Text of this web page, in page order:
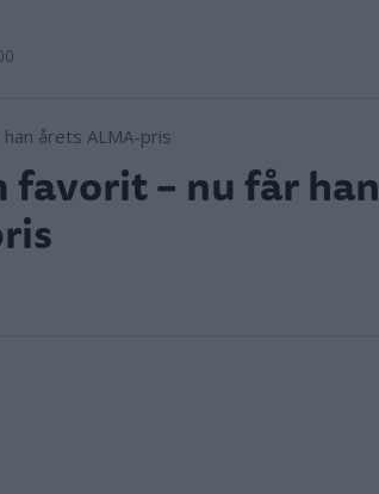
favorit – nu får han